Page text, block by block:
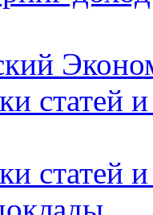
статей
статей